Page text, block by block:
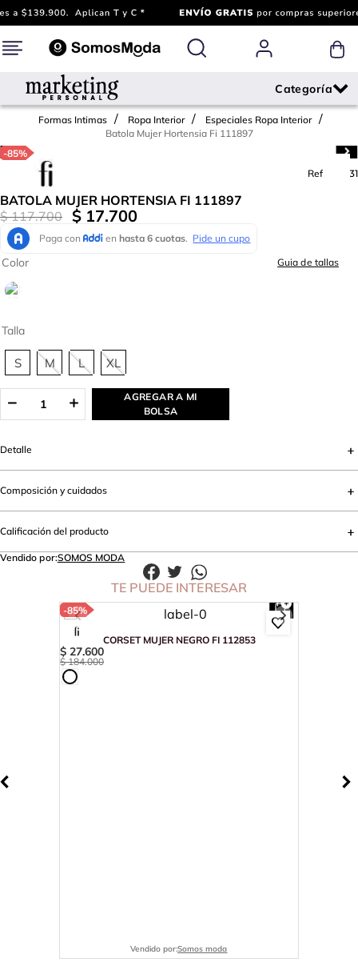
Formas Intimas Ropa Interior
Especiales Ropa Interior
Batola Mujer Hortensia Fi 111897
-85%
Ref.
779331
BATOLA MUJER HORTENSIA FI 111897
$ 117.700 $ 17.700
Talla
S M L XL
Color Guia de tallas
AGREGAR A MI
BOLSA
Detalle
Composición y cuidados
Calificación del producto
Vendido por:SOMOS MODA
TE PUEDE INTERESAR
-85%
CORSET MUJER NEGRO FI 112853
$ 27.600
$ 184.000
Vendido por:Somos moda